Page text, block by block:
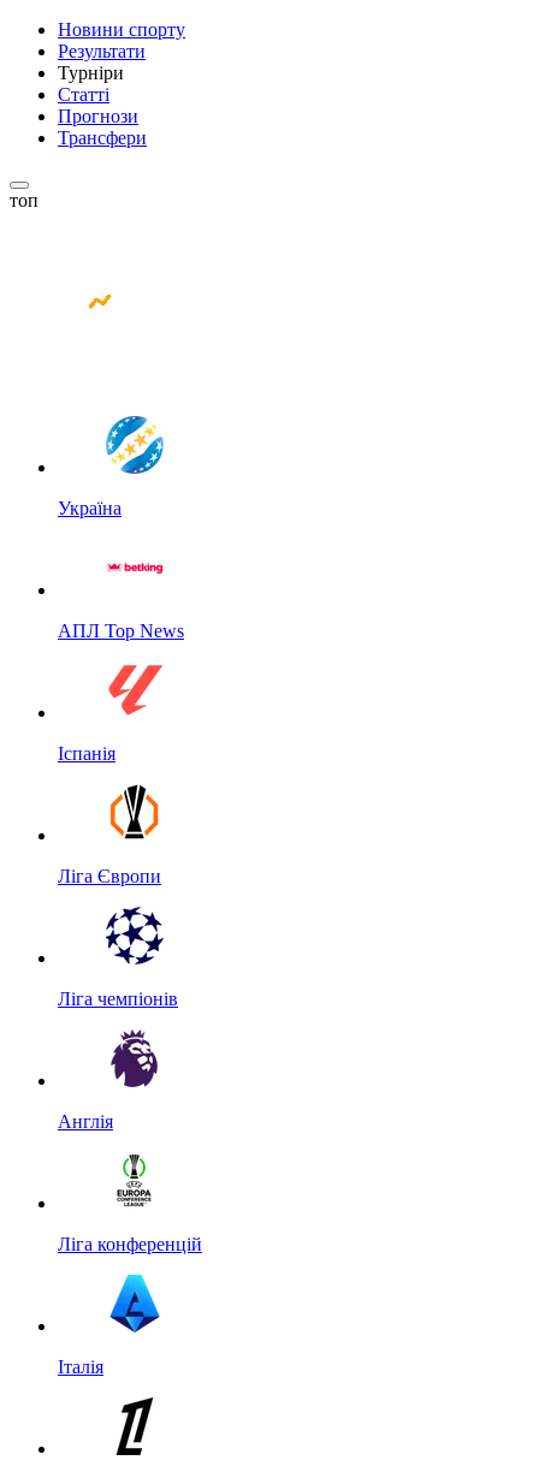
Новини спорту
Результати
Турніри
Статті
Прогнози
Трансфери
топ
Україна
АПЛ Top News
Іспанія
Ліга Європи
Ліга чемпіонів
Англія
Ліга конференцій
Італія